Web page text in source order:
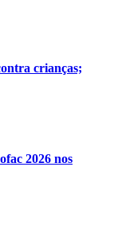
crianças;
2026 nos